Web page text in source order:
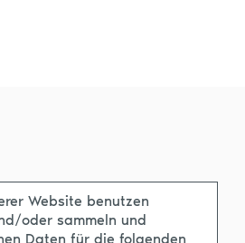
Website benutzen
oder sammeln und
Daten für die folgenden